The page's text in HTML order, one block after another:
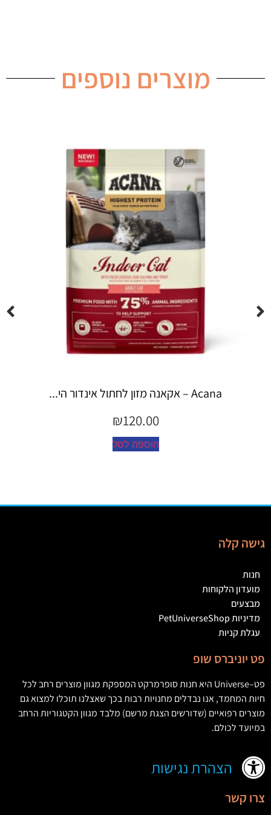
מוצרים נוספים
Espree – שמפו 355 מ"ל יערות ה...
45.00
הוספה לסל
גישה קלה
חנות
מועדון הלקוחות
מבצעים
מדיניות PetUniverseShop
עגלת קניות
פט יוניברס שופ
פט–
Universe היא חנות סופרמרקט המספקת מגוון מוצרים רחב לכל
חיות המחמד,אנו נבדלים מחנויות רבות בכך שאצלנו תוכלו למצוא גם
מוצרים רפואיים (שדורשים הצגת מרשם) מלבד מגוון הקטגוריות הרחב
במיועד לכולם.
הצהרת נגישות
צרו קשר